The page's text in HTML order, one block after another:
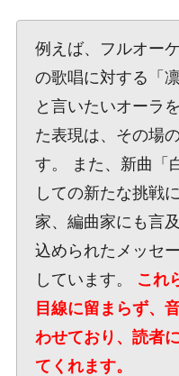
例えば、フルオー
の歌唱に対する「
と言いたいオーラ
た表現は、その場
す。 また、新曲「
しての新たな挑戦
家、編曲家にも言
込められたメッセ
しています。
これ
目線に留まらず、
わせており、読者
てくれます。